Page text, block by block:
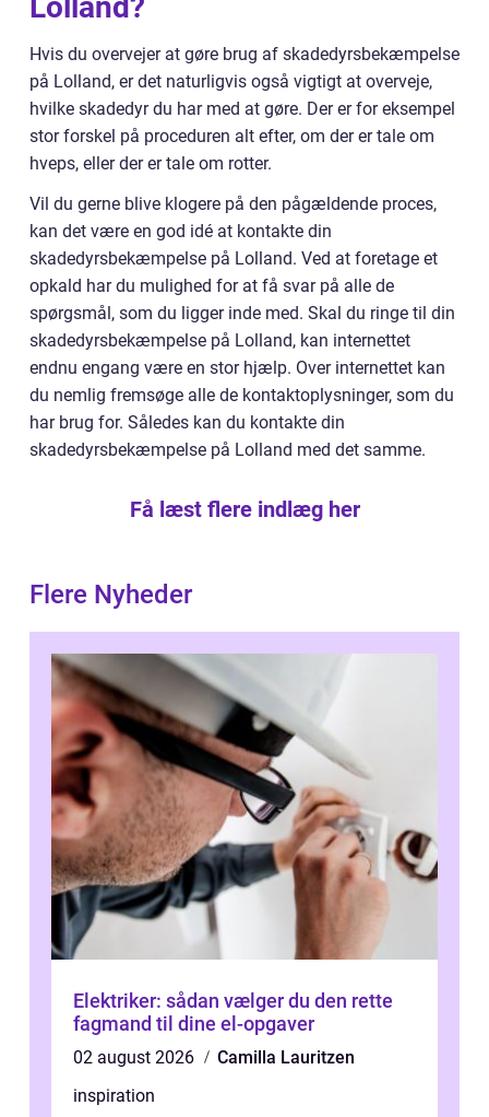
Hvis du overvejer at gøre brug af skadedyrsbekæmpelse
på Lolland, er det naturligvis også vigtigt at overveje,
hvilke skadedyr du har med at gøre. Der er for eksempel
stor forskel på proceduren alt efter, om der er tale om
hveps, eller der er tale om rotter.
Vil du gerne blive klogere på den pågældende proces,
kan det være en god idé at kontakte din
skadedyrsbekæmpelse på Lolland. Ved at foretage et
opkald har du mulighed for at få svar på alle de
spørgsmål, som du ligger inde med. Skal du ringe til din
skadedyrsbekæmpelse på Lolland, kan internettet
endnu engang være en stor hjælp. Over internettet kan
du nemlig fremsøge alle de kontaktoplysninger, som du
har brug for. Således kan du kontakte din
skadedyrsbekæmpelse på Lolland med det samme.
Få læst flere indlæg her
Flere Nyheder
Elektriker: sådan vælger du den rette
fagmand til dine el-opgaver
02 august 2026
Camilla Lauritzen
inspiration